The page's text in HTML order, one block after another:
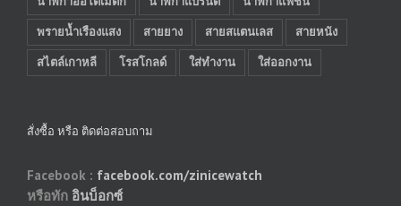
พรายน้ำเรืองแสง
สายยาง สายสแตนเลส
สายหนัง
สไตล์เกาหลี
โรสโกลด์ ใส่ทำงาน ใส่ออกงาน
สั่งซื้อ หรือ ติดต่อสอบถาม
Facebook : facebook.com/zinicewatch
หรือทัก อินบ็อกซ์